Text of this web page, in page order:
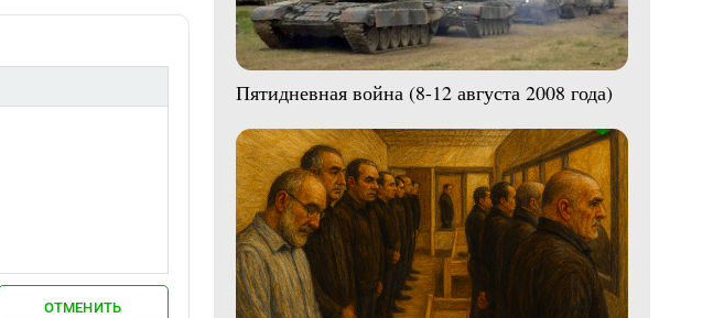
ОТМЕНИТЬ
Пятидневная война (8-12 августа 2008 года)